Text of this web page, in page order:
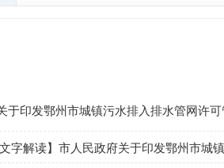
于印发鄂州市城镇污水排入排水管网许
文字解读】市人民政府关于印发鄂州市城